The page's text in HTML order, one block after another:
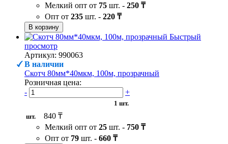
Мелкий опт от 75 шт. - 250 ₸
Опт от 235 шт. - 220 ₸
В корзину
Быстрый
просмотр
Артикул: 990063
В наличии
Скотч 80мм*40мкм, 100м, прозрачный
Розничная цена:
-
+
1 шт.
шт.
840 ₸
Мелкий опт от 25 шт. - 750 ₸
Опт от 79 шт. - 660 ₸